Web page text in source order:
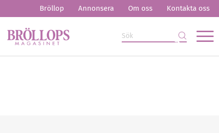
Bröllop Annonsera Om oss Kontakta oss